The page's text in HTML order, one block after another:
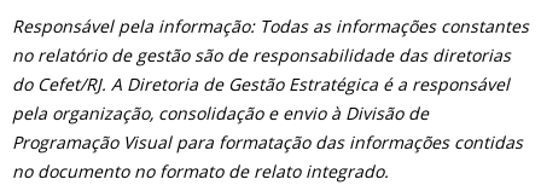
Responsável pela informação: Todas as informações constantes
no relatório de gestão são de responsabilidade das diretorias
do Cefet/RJ. A Diretoria de Gestão Estratégica é a responsável
pela organização, consolidação e envio à Divisão de
Programação Visual para formatação das informações contidas
no documento no formato de relato integrado.